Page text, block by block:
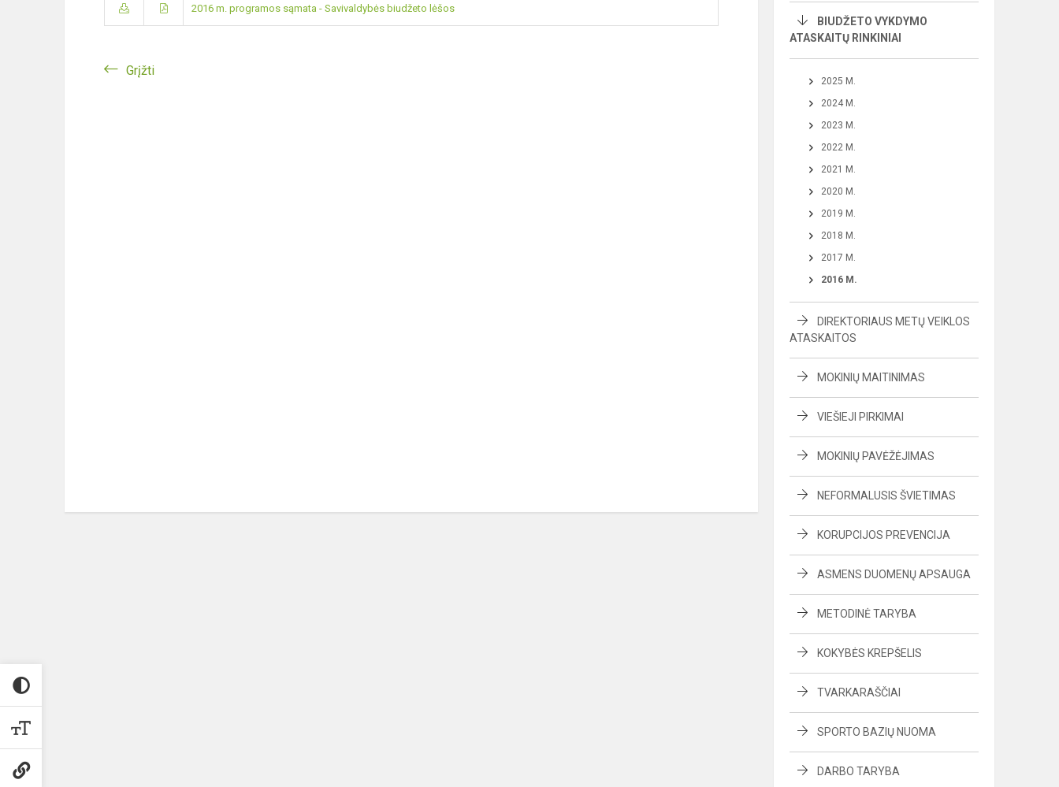
2016 m. programos sąmata - Savivaldybės biudžeto lėšos
Grįžti
BIUDŽETO VYKDYMO
ATASKAITŲ RINKINIAI
2025 M.
2024 M.
2023 M.
2022 M.
2021 M.
2020 M.
2019 M.
2018 M.
2017 M.
2016 M.
DIREKTORIAUS METŲ VEIKLOS
ATASKAITOS
MOKINIŲ MAITINIMAS
VIEŠIEJI PIRKIMAI
MOKINIŲ PAVĖŽĖJIMAS
NEFORMALUSIS ŠVIETIMAS
KORUPCIJOS PREVENCIJA
ASMENS DUOMENŲ APSAUGA
METODINĖ TARYBA
KOKYBĖS KREPŠELIS
TVARKARAŠČIAI
SPORTO BAZIŲ NUOMA
DARBO TARYBA